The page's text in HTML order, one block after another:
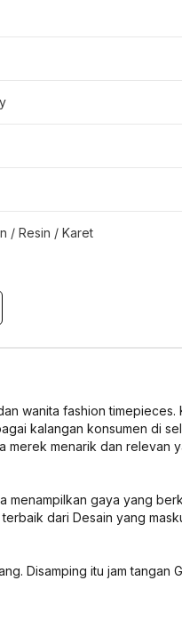
/ Resin / Karet
wanita fashion timepieces.
kalangan konsumen di
merek menarik dan relevan
menampilkan gaya yang
dari Desain yang
Disamping itu jam tangan